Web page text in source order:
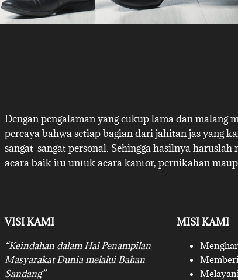
Dengan pengalaman yang cukup lama dan malang
percaya bahwa setiap bagian dari jahitan jas yang
sangat-sangat personal. Sehingga hasilnya
acara baik itu untuk acara kantor, pernikahan
VISI KAMI
“Keindahan dalam Hal Penampilan
Masyarakat Dunia melalui Bahan
Sandang”
MISI KAMI